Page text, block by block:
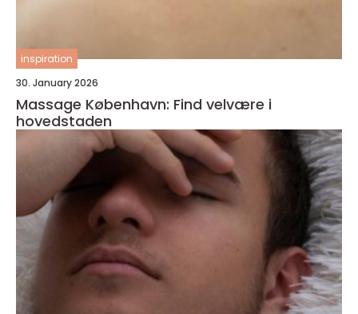
inspiration
30. January 2026
Massage København: Find velvære i
hovedstaden